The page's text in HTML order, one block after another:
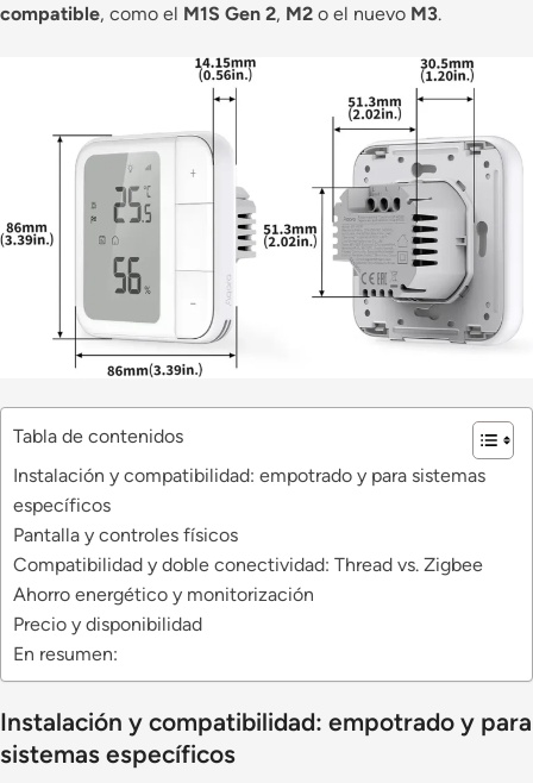
compatible, como el M1S Gen 2, M2 o el nuevo M3.
Tabla de contenidos
Instalación y compatibilidad: empotrado y para sistemas
específicos
Pantalla y controles físicos
Compatibilidad y doble conectividad: Thread vs. Zigbee
Ahorro energético y monitorización
Precio y disponibilidad
En resumen:
Instalación y compatibilidad: empotrado y para
sistemas específicos